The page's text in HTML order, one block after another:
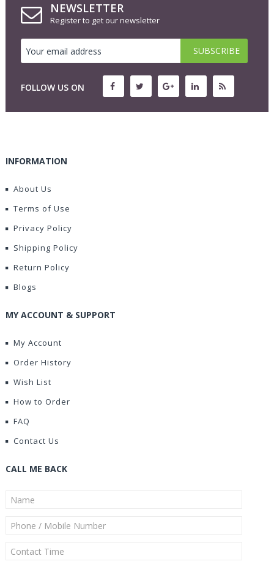
NEWSLETTER
Register to get our newsletter
FOLLOW US ON
INFORMATION
About Us
Terms of Use
Privacy Policy
Shipping Policy
Return Policy
Blogs
MY ACCOUNT & SUPPORT
My Account
Order History
Wish List
How to Order
FAQ
Contact Us
CALL ME BACK